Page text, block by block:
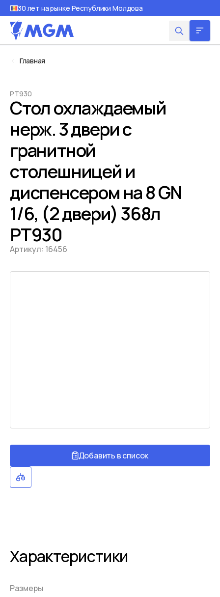
30 лет на рынке Республики Молдова
Главная
PT930
Стол охлаждаемый
нерж. 3 двери с
гранитной
столешницей и
диспенсером на 8 GN
1/6, (2 двери) 368л
PT930
Артикул: 16456
Добавить в список
Характеристики
Размеры